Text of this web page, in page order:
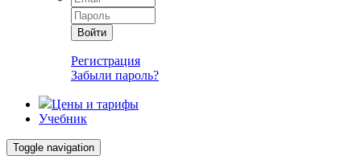
Войти
Регистрация
Забыли пароль?
Цены и тарифы
Учебник
Toggle navigation